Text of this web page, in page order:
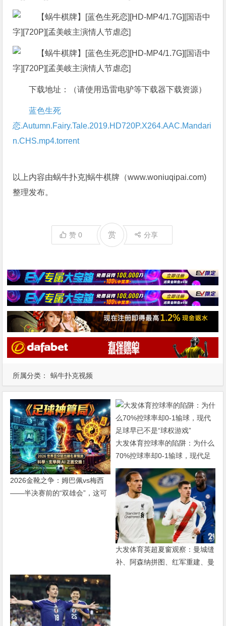
所属分类： 蜗牛扑克视频
下载地址：（请使用迅雷电驴等下载器下载资源）
蓝色生死
恋.Autumn.Fairy.Tale.2019.HD720P.X264.AAC.Mandari
n.CHS.mp4.torrent
以上内容由蜗牛扑克|蜗牛棋牌（www.woniuqipai.com)
整理发布。
赞0 赏 分享
2026金靴之争：姆巴佩vs梅西
——半决赛前的“双雄会”，这可
大发体育控球率的陷阱：为什么
70%控球率却0-1输球，现代足
球早已不是“球权游戏”
大发体育英超夏窗观察：曼城缝
补、阿森纳拼图、红军重建、曼